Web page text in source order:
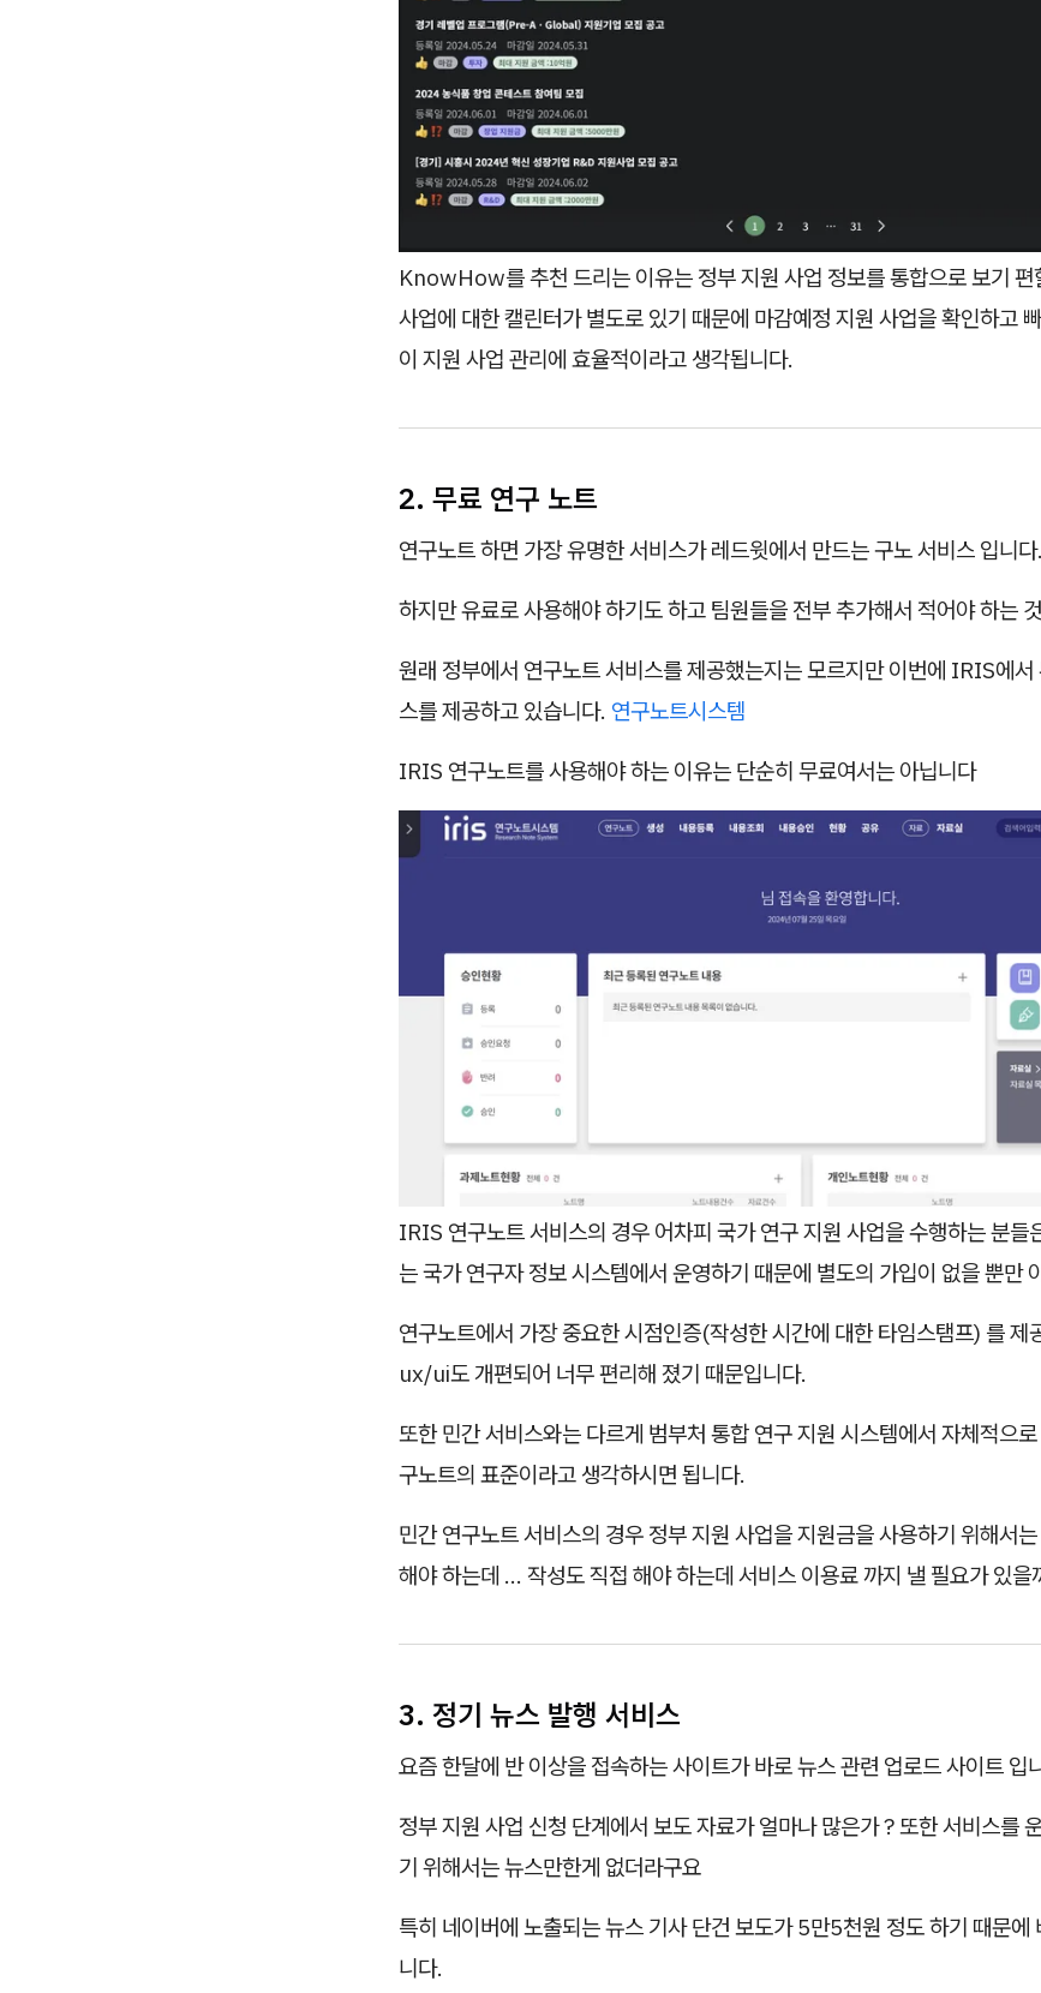
KnowHow를 추천 드리는 이유는 정부 지원 사업 정보를 통합으로 보기 편
사업에 대한 캘린터가 별도로 있기 때문에 마감예정 지원 사업을 확인하고
이 지원 사업 관리에 효율적이라고 생각됩니다.
2. 무료 연구 노트
연구노트 하면 가장 유명한 서비스가 레드윗에서 만드는 구노 서비스 입니다.
하지만 유료로 사용해야 하기도 하고 팀원들을 전부 추가해서 적어야 하는
원래 정부에서 연구노트 서비스를 제공했는지는 모르지만 이번에 IRIS에서
스를 제공하고 있습니다. 연구노트시스템
IRIS 연구노트를 사용해야 하는 이유는 단순히 무료여서는 아닙니다
IRIS 연구노트 서비스의 경우 어차피 국가 연구 지원 사업을 수행하는 분들
는 국가 연구자 정보 시스템에서 운영하기 때문에 별도의 가입이 없을 뿐만
연구노트에서 가장 중요한 시점인증(작성한 시간에 대한 타임스탬프) 를 제
ux/ui도 개편되어 너무 편리해 졌기 때문입니다.
또한 민간 서비스와는 다르게 범부처 통합 연구 지원 시스템에서 자체적으
구노트의 표준이라고 생각하시면 됩니다.
민간 연구노트 서비스의 경우 정부 지원 사업을 지원금을 사용하기 위해서
해야 하는데 … 작성도 직접 해야 하는데 서비스 이용료 까지 낼 필요가 있을
3. 정기 뉴스 발행 서비스
요즘 한달에 반 이상을 접속하는 사이트가 바로 뉴스 관련 업로드 사이트 입
정부 지원 사업 신청 단계에서 보도 자료가 얼마나 많은가 ? 또한 서비스를
기 위해서는 뉴스만한게 없더라구요
특히 네이버에 노출되는 뉴스 기사 단건 보도가 5만5천원 정도 하기 때문에
니다.